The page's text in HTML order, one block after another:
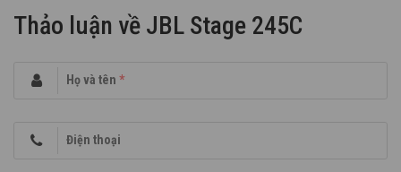
Thảo luận về JBL Stage 245C
Họ và tên *
Điện thoại